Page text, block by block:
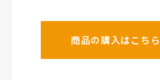
商品の購入はこちら